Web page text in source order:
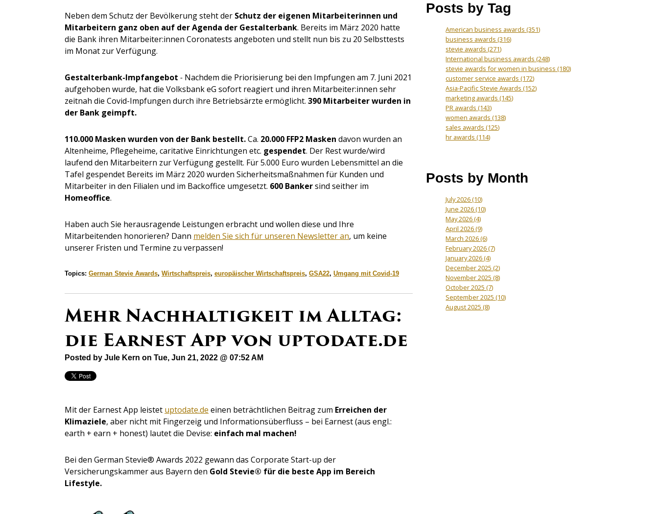
Neben dem Schutz der Bevölkerung steht der Schutz der eigenen Mitarbeiterinnen und
Mitarbeitern ganz oben auf der Agenda der Gestalterbank. Bereits im März 2020 hatte
die Bank ihren Mitarbeiter:innen Coronatests angeboten und stellt nun bis zu 20 Selbsttests
im Monat zur Verfügung.
Gestalterbank-Impfangebot - Nachdem die Priorisierung bei den Impfungen am 7. Juni 2021
aufgehoben wurde, hat die Volksbank eG sofort reagiert und ihren Mitarbeiter:innen sehr
zeitnah die Covid-Impfungen durch ihre Betriebsärzte ermöglicht. 390 Mitarbeiter wurden in
der Bank geimpft.
110.000 Masken wurden von der Bank bestellt.Ca. 20.000 FFP2 Masken davon wurden an
Altenheime, Pflegeheime, caritative Einrichtungen etc. gespendet. Der Rest wurde/wird
laufend den Mitarbeitern zur Verfügung gestellt. Für 5.000 Euro wurden Lebensmittel an die
Tafel gespendet Bereits im März 2020 wurden Sicherheitsmaßnahmen für Kunden und
Mitarbeiter in den Filialen und im Backoffice umgesetzt. 600 Bankersind seither im
Homeoffice.
Haben auch Sie herausragende Leistungen erbracht und wollen diese und Ihre
Mitarbeitenden honorieren? Dann melden Sie sich für unseren Newsletter an, um keine
unserer Fristen und Termine zu verpassen!
Topics: German Stevie Awards, Wirtschaftspreis, europäischer Wirtschaftspreis, GSA22, Umgang mit Covid-19
Mehr Nachhaltigkeit im Alltag:
die Earnest App von uptodate.de
Posted by Jule Kern on Tue, Jun 21, 2022 @ 07:52 AM
Mit der Earnest App leistet uptodate.de einen beträchtlichen Beitrag zum Erreichen der
Klimaziele, aber nicht mit Fingerzeig und Informationsüberfluss – bei Earnest (aus engl.:
earth + earn + honest) lautet die Devise: einfach mal machen!
Bei den German Stevie® Awards 2022 gewann das Corporate Start-up der
Versicherungskammer aus Bayern den Gold Stevie® für die beste App im Bereich
Lifestyle.
Posts by Tag
American business awards(351)
business awards(316)
stevie awards(271)
International business awards(248)
stevie awards for women in business(180)
customer service awards(172)
Asia-Pacific Stevie Awards(152)
marketing awards(145)
PR awards(143)
women awards(138)
sales awards(125)
hr awards(114)
Posts by Month
July 2026(10)
June 2026(10)
May 2026(4)
April 2026(9)
March 2026(6)
February 2026(7)
January 2026(4)
December 2025(2)
November 2025(8)
October 2025(7)
September 2025(10)
August 2025(8)